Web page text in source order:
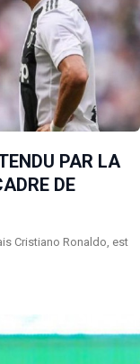
PAR LA
DE
Cristiano Ronaldo, est